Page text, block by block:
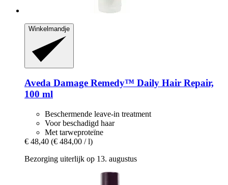
Winkelmandje
Aveda Damage Remedy™ Daily Hair Repair,
100 ml
Beschermende leave-in treatment
Voor beschadigd haar
Met tarweproteïne
€ 48,40 (€ 484,00 / l)
Bezorging uiterlijk op 13. augustus